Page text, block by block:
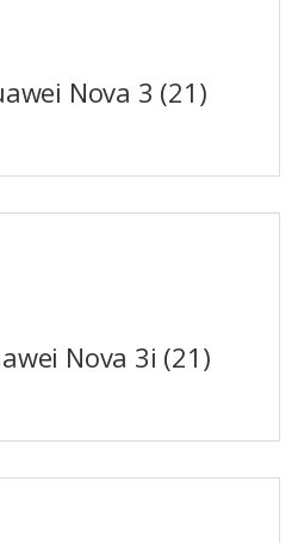
Nova 3 (21)
Nova 3i (21)